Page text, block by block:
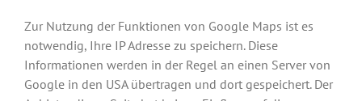
Zur Nutzung der Funktionen von Google Maps ist es
notwendig, Ihre IP Adresse zu speichern. Diese
Informationen werden in der Regel an einen Server von
Google in den USA übertragen und dort gespeichert. Der